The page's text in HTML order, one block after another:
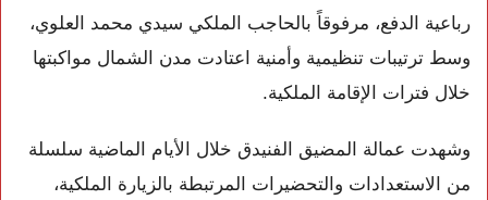
رباعية الدفع، مرفوقاً بالحاجب الملكي سيدي محمد العلوي،
وسط ترتيبات تنظيمية وأمنية اعتادت مدن الشمال مواكبتها
خلال فترات الإقامة الملكية.
وشهدت عمالة المضيق الفنيدق خلال الأيام الماضية سلسلة
من الاستعدادات والتحضيرات المرتبطة بالزيارة الملكية،